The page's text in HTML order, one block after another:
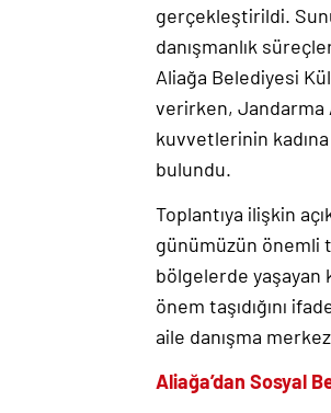
gerçekleştirildi.
danışmanlık
Aliağa Belediyesi
verirken, Jandarma
kuvvetlerinin
bulundu.
Toplantıya ilişkin
günümüzün önemli
bölgelerde yaşayan
önem taşıdığını
aile danışma
Aliağa’dan Sosyal